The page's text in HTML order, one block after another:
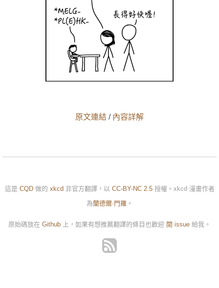
原文連結 / 內容詳解
這是 CQD做的 xkcd 非官方翻譯，以 CC-BY-NC 2.5授權。xkcd 漫畫作者
為蘭德爾·門羅。
原始碼放在 Github 上，如果有想推薦翻譯的條目也歡迎 開 issue 給我。